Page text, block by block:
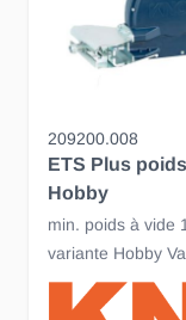
209200.008
ETS Plus
Hobby
min. poids à vide
variante Hobby